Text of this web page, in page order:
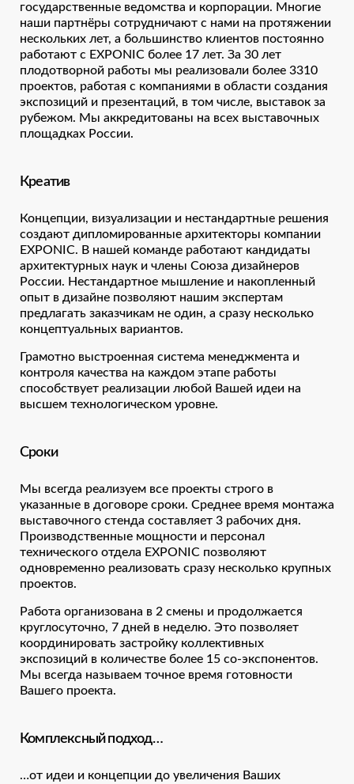
государственные ведомства и корпорации. Многие
наши партнёры сотрудничают с нами на протяжении
нескольких лет, а большинство клиентов постоянно
работают с EXPONIC более 17 лет. За 30 лет
плодотворной работы мы реализовали более 3310
проектов, работая с компаниями в области создания
экспозиций и презентаций, в том числе, выставок за
рубежом. Мы аккредитованы на всех выставочных
площадках России.
Креатив
Концепции, визуализации и нестандартные решения
создают дипломированные архитекторы компании
EXPONIC. В нашей команде работают кандидаты
архитектурных наук и члены Союза дизайнеров
России. Нестандартное мышление и накопленный
опыт в дизайне позволяют нашим экспертам
предлагать заказчикам не один, а сразу несколько
концептуальных вариантов.
Грамотно выстроенная система менеджмента и
контроля качества на каждом этапе работы
способствует реализации любой Вашей идеи на
высшем технологическом уровне.
Сроки
Мы всегда реализуем все проекты строго в
указанные в договоре сроки. Среднее время монтажа
выставочного стенда составляет 3 рабочих дня.
Производственные мощности и персонал
технического отдела EXPONIC позволяют
одновременно реализовать сразу несколько крупных
проектов.
Работа организована в 2 смены и продолжается
круглосуточно, 7 дней в неделю. Это позволяет
координировать застройку коллективных
экспозиций в количестве более 15 со-экспонентов.
Мы всегда называем точное время готовности
Вашего проекта.
Комплексный подход…
…от идеи и концепции до увеличения Ваших